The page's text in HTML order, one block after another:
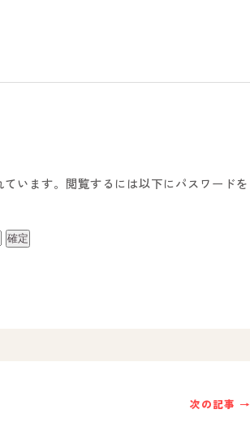
います。閲覧するには以下にパスワードを
次の記事 →